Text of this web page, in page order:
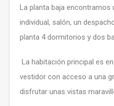
La planta baja encontramos
individual, salón, un
planta 4 dormitorios y dos
La habitación principal es
vestidor con acceso a una
disfrutar unas vistas